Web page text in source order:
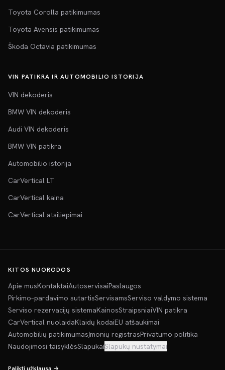
Toyota Corolla patikimumas
Toyota Avensis patikimumas
Škoda Octavia patikimumas
VIN PATIKRA IR AUTOMOBILIO ISTORIJA
VIN dekoderis
BMW VIN dekoderis
Audi VIN dekoderis
BMW VIN patikra
Automobilio istorija
CarVertical LT
CarVertical kaina
CarVertical atsiliepimai
KITOS NUORODOS
Apie musKontaktaiAutoservisaiPaslaugos
Pirkimo–pardavimo sutartisServisamsServiso valdymo sistema
Serviso rezervacijų sistemaKainosStraipsniaiVIN patikra
CarVertical nuolaidaKlaidų kodaiEU atšaukimai
Automobilių patikimumasĮmonių registrasPrivatumo politika
Naudojimosi taisyklėsSlapukaiSlapukų nustatymai